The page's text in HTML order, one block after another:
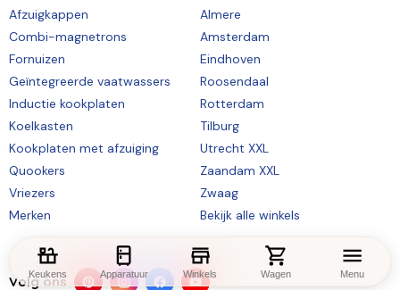
Keukens Apparatuur Winkels Wagen Menu
Afzuigkappen
Combi-magnetrons
Fornuizen
Geïntegreerde vaatwassers
Inductie kookplaten
Koelkasten
Kookplaten met afzuiging
Quookers
Vriezers
Merken
Almere
Amsterdam
Eindhoven
Roosendaal
Rotterdam
Tilburg
Utrecht XXL
Zaandam XXL
Zwaag
Bekijk alle winkels
Volg ons